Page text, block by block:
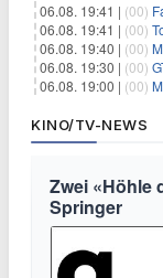
06.08. 19:41 | (00)
06.08. 19:41 | (00)
06.08. 19:40 | (00)
06.08. 19:30 | (00)
06.08. 19:00 | (00)
KINO/TV-NEWS
Zwei «Höhle
Springer